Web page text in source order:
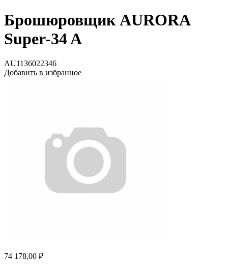
Брошюровщик AURORA
Super-34 A
AU1136022346
Добавить в избранное
74 178,00 ₽